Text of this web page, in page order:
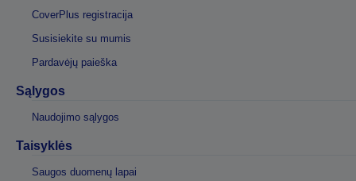
CoverPlus registracija
Susisiekite su mumis
Pardavėjų paieška
Sąlygos
Naudojimo sąlygos
Taisyklės
Saugos duomenų lapai